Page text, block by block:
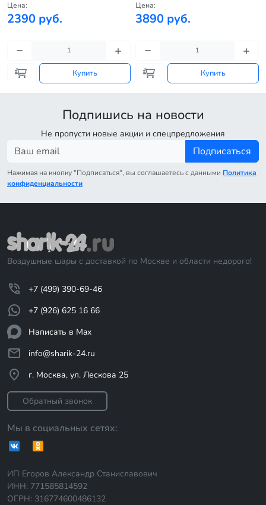
Цена:
2390 руб.
Купить
Цена:
3890 руб.
Купить
Подпишись на новости
Не пропусти новые акции и спецпредложения
Подписаться
Нажимая на кнопку "Подписаться", вы соглашаетесь с данными Политика
конфиденциальности
Воздушные шары с доставкой по Москве и области недорого!
+7 (499) 390-69-46
+7 (926) 625 16 66
Написать в Max
info@sharik-24.ru
г. Москва, ул. Лескова 25
Обратный звонок
Мы в социальных сетях:
ИП Егоров Александр Станиславович
ИНН: 771585814592
ОГРН: 316774600486132